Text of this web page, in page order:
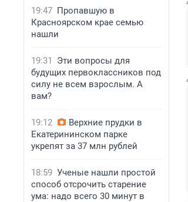
19:47 Пропавшую в
Красноярском крае семью
нашли
19:31
Эти вопросы для
будущих первоклассников под
силу не всем взрослым. А
вам?
19:12
Верхние прудки в
Екатерининском парке
укрепят за 37 млн рублей
18:59 Ученые нашли простой
способ отсрочить старение
ума: надо всего 30 минут в